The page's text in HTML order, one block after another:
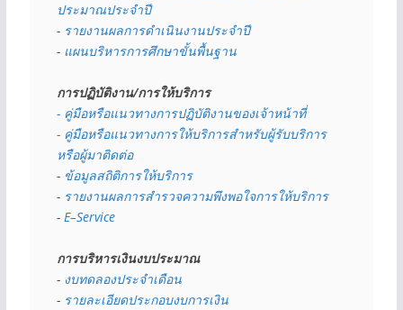
ประมาณประจำปี
- รายงานผลการดำเนินงานประจำปี
- แผนบริหารการศึกษาขั้นพื้นฐาน
การปฏิบัติงาน/การให้บริการ
- คู่มือหรือแนวทางการปฏิบัติงานของเจ้าหน้าที่
- คู่มือหรือแนวทางการให้บริการสำหรับผู้รับบริการ
หรือผู้มาติดต่อ
- ข้อมูลสถิติการให้บริการ
- รายงานผลการสำรวจความพึงพอใจการให้บริการ
- E–Service
การบริหารเงินงบประมาณ
- งบทดลองประจำเดือน
- รายละเอียดประกอบงบการเงิน